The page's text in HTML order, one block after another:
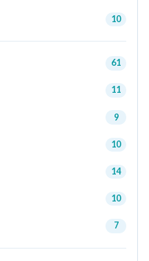
10
61
11
9
10
14
10
7